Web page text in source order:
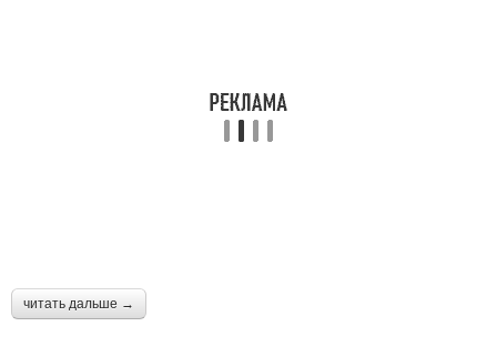
читать дальше →